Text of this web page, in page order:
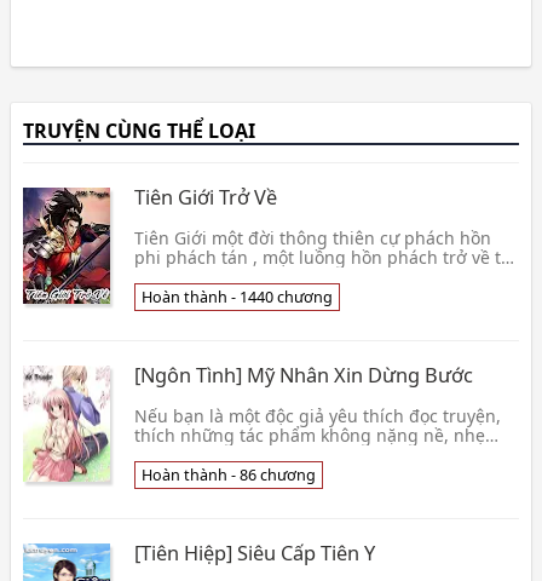
TRUYỆN CÙNG THỂ LOẠI
Tiên Giới Trở Về
Tiên Giới một đời thông thiên cự phách hồn
phi phách tán , một luồng hồn phách trở về tới
ngạc phát hiện Tiên Giới đã qua một vạn năm ,
trên Địa Cầu mới đã
Hoàn thành - 1440 chương
[Ngôn Tình] Mỹ Nhân Xin Dừng Bước
Nếu bạn là một độc giả yêu thích đọc truyện,
thích những tác phẩm không nặng nề, nhẹ
thêm chút bá đạo phúc hắc, hãy đọc truyện Mỹ
Nhân Xin Dừng Bước, một t
Hoàn thành - 86 chương
[Tiên Hiệp] Siêu Cấp Tiên Y